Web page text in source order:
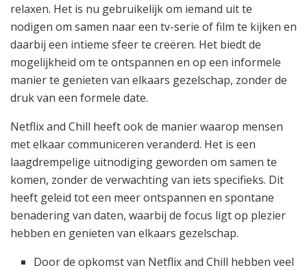
relaxen. Het is nu gebruikelijk om iemand uit te
nodigen om samen naar een tv-serie of film te kijken en
daarbij een intieme sfeer te creëren. Het biedt de
mogelijkheid om te ontspannen en op een informele
manier te genieten van elkaars gezelschap, zonder de
druk van een formele date.
Netflix and Chill heeft ook de manier waarop mensen
met elkaar communiceren veranderd. Het is een
laagdrempelige uitnodiging geworden om samen te
komen, zonder de verwachting van iets specifieks. Dit
heeft geleid tot een meer ontspannen en spontane
benadering van daten, waarbij de focus ligt op plezier
hebben en genieten van elkaars gezelschap.
Door de opkomst van Netflix and Chill hebben veel